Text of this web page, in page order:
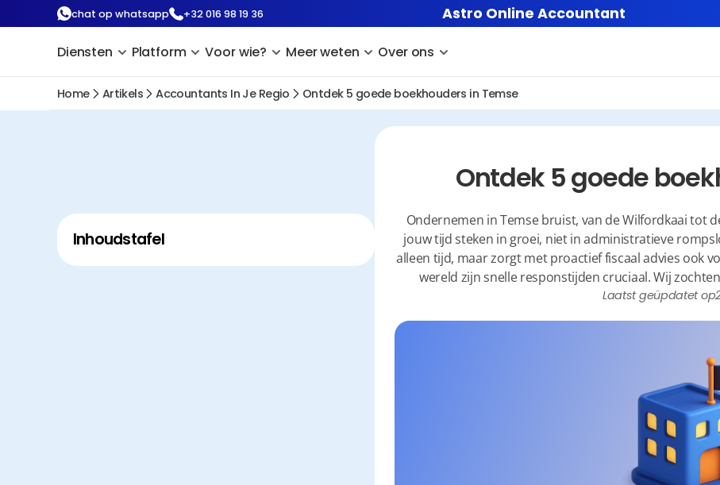
chat op whatsapp +32 016 98 19 36 Astro Online Accountant
Diensten Platform Voor wie? Meer weten Over ons
Home Artikels Accountants In Je Regio Ontdek 5 goede boekhouders in Temse
Inhoudstafel
Ontdek 5 goede
Ondernemen in Temse bruist, van de Wilfordkaai tot
jouw tijd steken in groei, niet in administratieve
alleen tijd, maar zorgt met proactief fiscaal advies ook
wereld zijn snelle responstijden cruciaal. Wij
Laatst geüpdatet op